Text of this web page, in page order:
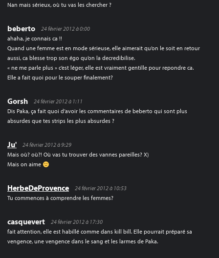
Nan mais sérieux, où tu vas les chercher ?
beberto
24 février 2012 à 0:00
ahaha, je connais ca !!
Quand une femme est en mode sérieuse, elle aimerait qu’on le soit en retour
aussi, ca blesse trop son égo qu’on la decredibilise.
« ne me parle plus » c’est léger, elle est vraiment gentille pour repondre ca.
Elle a fait quoi pour le souper finalement?
Gorsh
24 février 2012 à 1:11
Dis Paka, ça fait quoi d’avoir les commentaires de beberto qui sont plus
absurdes que tes strips les plus absurdes ?
Ju'
24 février 2012 à 9:29
Mais où? où?! Où vas tu trouver des vannes pareilles? X)
Mais on aime
HerbeDeProvence
24 février 2012 à 10:53
Tu commences à comprendre les femmes?
casquevert
24 février 2012 à 17:30
fait attention, elle est habillé comme dans kill bill. Elle pourrait préparé sa
vengence, une vengence dans le sang et les larmes de Paka.